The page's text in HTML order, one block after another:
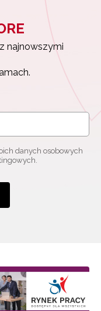
najnowszymi
danych osobowych